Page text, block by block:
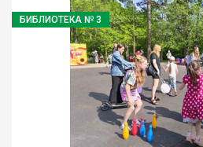
БИБЛИОТЕКА № 3